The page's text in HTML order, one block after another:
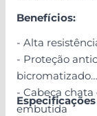
Benefícios:
- Alta
- Proteção
bicromatizado
- Cabeça
embutida